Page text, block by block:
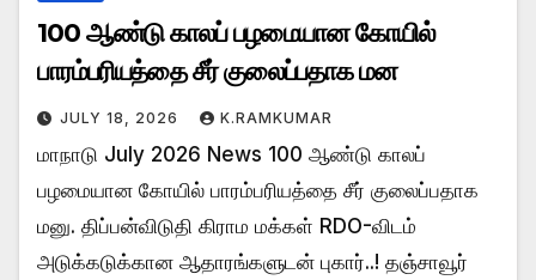
100 ஆண்டு காலப் பழமையான கோயில்
பாரம்பரியத்தை சீர் குலைப்பதாக மன
JULY 18, 2026 K.RAMKUMAR
மாநாடு July 2026 News 100 ஆண்டு காலப்
பழமையான கோயில் பாரம்பரியத்தை சீர் குலைப்பதாக
மனு. திப்பன்விடுதி கிராம மக்கள் RDO-விடம்
அடுக்கடுக்கான ஆதாரங்களுடன் புகார்..! தஞ்சாவூர்